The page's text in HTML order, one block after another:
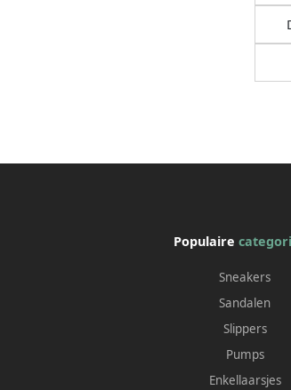
Populaire
Sneakers
Sandalen
Slippers
Pumps
Enkellaarsjes